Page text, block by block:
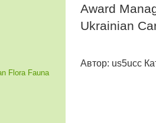
Award
Ukrainian
Автор: us5ucc